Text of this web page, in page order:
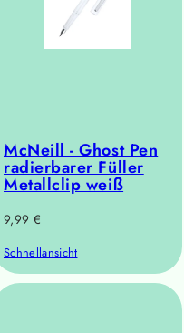
McNeill - Ghost Pen
radierbarer Füller
Metallclip weiß
Regulärer
9,99 €
Schnellansicht